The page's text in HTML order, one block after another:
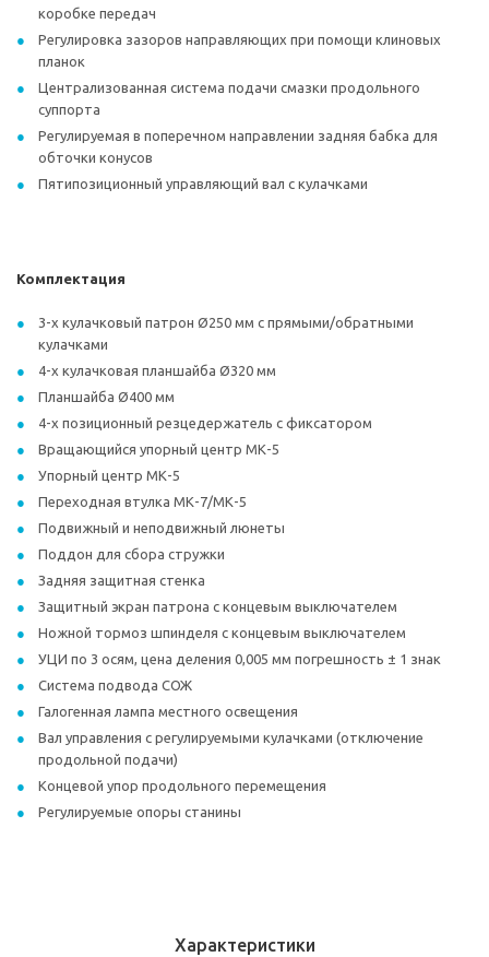
коробке передач
Регулировка зазоров направляющих при помощи клиновых
планок
Централизованная система подачи смазки продольного
суппорта
Регулируемая в поперечном направлении задняя бабка для
обточки конусов
Пятипозиционный управляющий вал с кулачками
Комплектация
3-х кулачковый патрон Ø250 мм с прямыми/обратными
кулачками
4-х кулачковая планшайба Ø320 мм
Планшайба Ø400 мм
4-х позиционный резцедержатель с фиксатором
Вращающийся упорный центр МК-5
Упорный центр МК-5
Переходная втулка МК-7/МК-5
Подвижный и неподвижный люнеты
Поддон для сбора стружки
Задняя защитная стенка
Защитный экран патрона с концевым выключателем
Ножной тормоз шпинделя с концевым выключателем
УЦИ по 3 осям, цена деления 0,005 мм погрешность ± 1 знак
Система подвода СОЖ
Галогенная лампа местного освещения
Вал управления с регулируемыми кулачками (отключение
продольной подачи)
Концевой упор продольного перемещения
Регулируемые опоры станины
Характеристики